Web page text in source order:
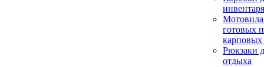
готовых
карповых
Рюкзаки
отдыха